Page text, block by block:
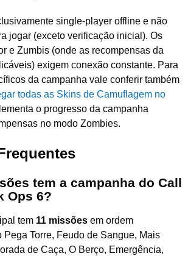
single-player offline e não
jogar (exceto verificação inicial). Os
e Zumbis (onde as recompensas da
exigem conexão constante. Para
da campanha vale conferir também
todas as Skins de Camuflagem no
o progresso da campanha
no modo Zombies.
tem a campanha do Call
Ops 6?
tem 11 missões em ordem
Torre, Feudo de Sangue, Mais
de Caça, O Berço, Emergência,